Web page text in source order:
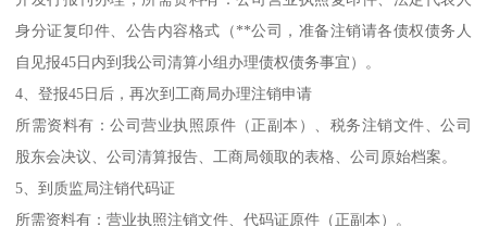
身分证复印件、公告内容格式（**公司，准备注销请各债权债务人
自见报45日内到我公司清算小组办理债权债务事宜）。
4、登报45日后，再次到工商局办理注销申请
所需资料有：公司营业执照原件（正副本）、税务注销文件、公司
股东会决议、公司清算报告、工商局领取的表格、公司原始档案。
5、到质监局注销代码证
所需资料有：营业执照注销文件、代码证原件（正副本）。